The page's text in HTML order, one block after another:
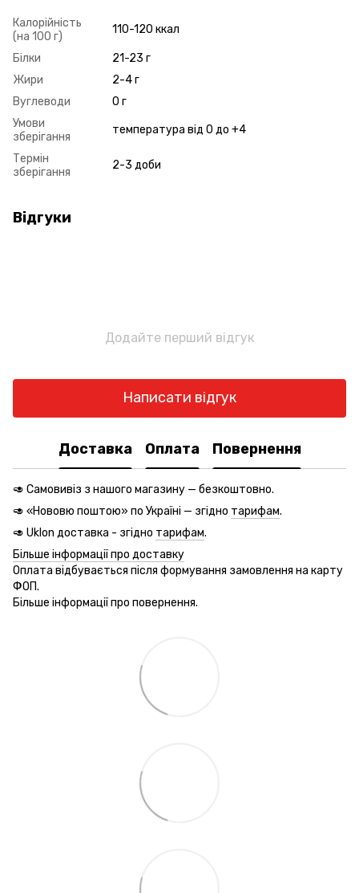
Калорійність
(на 100 г)
110-120 ккал
Білки
21-23 г
Жири
2-4 г
Вуглеводи
0 г
Умови
зберігання
температура від 0 до +4
Термін
зберігання
2-3 доби
Відгуки
Додайте перший відгук
Написати відгук
Доставка Оплата Повернення
🥑 Самовивіз з нашого магазину — безкоштовно.
🥑 «Нововю поштою» по Україні — згідно тарифам.
🥑 Uklon доставка - згідно тарифам.
Більше інформації про доставку
Оплата відбувається після формування замовлення на карту
ФОП.
Більше інформації про повернення.